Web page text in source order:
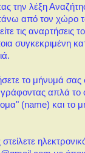
την λέξη
πάνω από τον χώρο
τις αναρτήσεις
συγκεκριμένη
το μήνυμά σας
γράφοντας απλά
(name) και το